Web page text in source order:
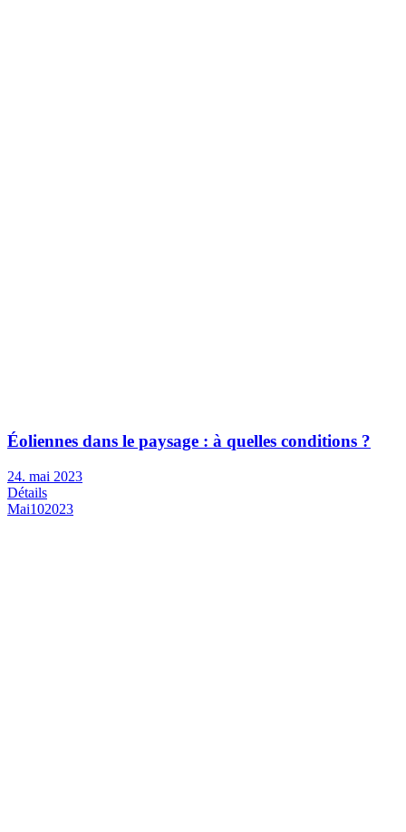
Éoliennes dans le paysage : à quelles conditions ?
24. mai 2023
Détails
Mai102023